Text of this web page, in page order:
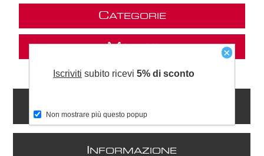
CATEGORIE
M
NFORMAZIONE
×
Iscriviti subito ricevi 5% di sconto
Non mostrare più questo popup